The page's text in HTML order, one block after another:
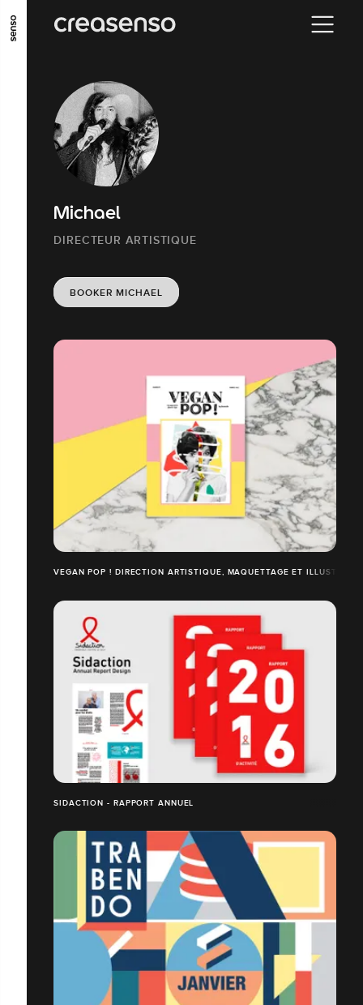
ALLER AU CONTENU PRINCIPAL
ALLER EN BAS DE PAGE
Michael
DIRECTEUR ARTISTIQUE
BOOKER MICHAEL
VEGAN POP ! DIRECTION ARTISTIQUE, MAQUETTAGE ET
SIDACTION - RAPPORT ANNUEL